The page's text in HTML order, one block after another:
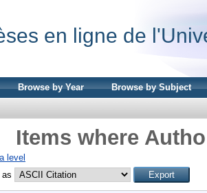
en ligne de
Browse by Year Browse by Subject
Items where
level
as